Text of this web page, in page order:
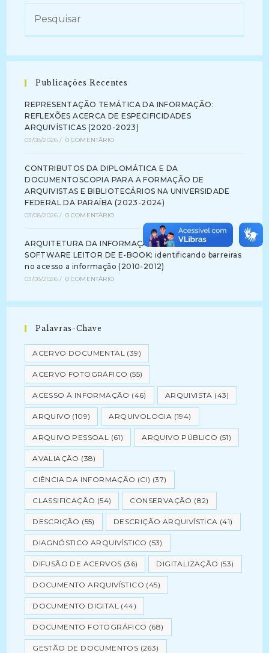
Publicações Recentes
REPRESENTAÇÃO TEMÁTICA DA INFORMAÇÃO:
REFLEXÕES ACERCA DE ESPECIFICIDADES
ARQUIVÍSTICAS (2020-2023)
03/08/2026 / 0 COMENTÁRIO
CONTRIBUTOS DA DIPLOMÁTICA E DA
DOCUMENTOSCOPIA PARA A FORMAÇÃO DE
ARQUIVISTAS E BIBLIOTECÁRIOS NA UNIVERSIDADE
FEDERAL DA PARAÍBA (2023-2024)
03/08/2026 / 0 COMENTÁRIO
ARQUITETURA DA INFORMAÇÃO NA INTERFACE DE
SOFTWARE LEITOR DE E-BOOK: identificando barreiras
no acesso a informação (2010-2012)
03/08/2026 / 0 COMENTÁRIO
Palavras-Chave
ACERVO DOCUMENTAL (39)
ACERVO FOTOGRÁFICO (55)
ACESSO À INFORMAÇÃO (46) ARQUIVISTA (43)
ARQUIVO (109) ARQUIVOLOGIA (194)
ARQUIVO PESSOAL (61) ARQUIVO PÚBLICO (51)
AVALIAÇÃO (38)
CIÊNCIA DA INFORMAÇÃO (CI) (37)
CLASSIFICAÇÃO (54) CONSERVAÇÃO (82)
DESCRIÇÃO (55) DESCRIÇÃO ARQUIVÍSTICA (41)
DIAGNÓSTICO ARQUIVÍSTICO (53)
DIFUSÃO DE ACERVOS (36) DIGITALIZAÇÃO (53)
DOCUMENTO ARQUIVÍSTICO (45)
DOCUMENTO DIGITAL (44)
DOCUMENTO FOTOGRÁFICO (68)
GESTÃO DE DOCUMENTOS (263)